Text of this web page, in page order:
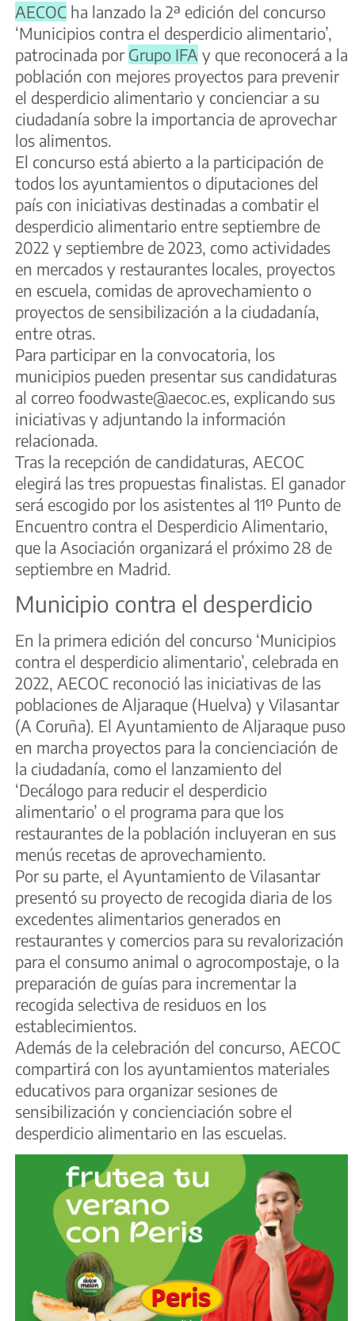
AECOC ha lanzado la 2ª edición del concurso
‘Municipios contra el desperdicio alimentario’,
patrocinada por Grupo IFA y que reconocerá a la
población con mejores proyectos para prevenir
el desperdicio alimentario y concienciar a su
ciudadanía sobre la importancia de aprovechar
los alimentos.
El concurso está abierto a la participación de
todos los ayuntamientos o diputaciones del
país con iniciativas destinadas a combatir el
desperdicio alimentario entre septiembre de
2022 y septiembre de 2023, como actividades
en mercados y restaurantes locales, proyectos
en escuela, comidas de aprovechamiento o
proyectos de sensibilización a la ciudadanía,
entre otras.
Para participar en la convocatoria, los
municipios pueden presentar sus candidaturas
al correo foodwaste@aecoc.es, explicando sus
iniciativas y adjuntando la información
relacionada.
Tras la recepción de candidaturas, AECOC
elegirá las tres propuestas finalistas. El ganador
será escogido por los asistentes al 11º Punto de
Encuentro contra el Desperdicio Alimentario,
que la Asociación organizará el próximo 28 de
septiembre en Madrid.
Municipio contra el desperdicio
En la primera edición del concurso ‘Municipios
contra el desperdicio alimentario’, celebrada en
2022, AECOC reconoció las iniciativas de las
poblaciones de Aljaraque (Huelva) y Vilasantar
(A Coruña). El Ayuntamiento de Aljaraque puso
en marcha proyectos para la concienciación de
la ciudadanía, como el lanzamiento del
‘Decálogo para reducir el desperdicio
alimentario’ o el programa para que los
restaurantes de la población incluyeran en sus
menús recetas de aprovechamiento.
Por su parte, el Ayuntamiento de Vilasantar
presentó su proyecto de recogida diaria de los
excedentes alimentarios generados en
restaurantes y comercios para su revalorización
para el consumo animal o agrocompostaje, o la
preparación de guías para incrementar la
recogida selectiva de residuos en los
establecimientos.
Además de la celebración del concurso, AECOC
compartirá con los ayuntamientos materiales
educativos para organizar sesiones de
sensibilización y concienciación sobre el
desperdicio alimentario en las escuelas.